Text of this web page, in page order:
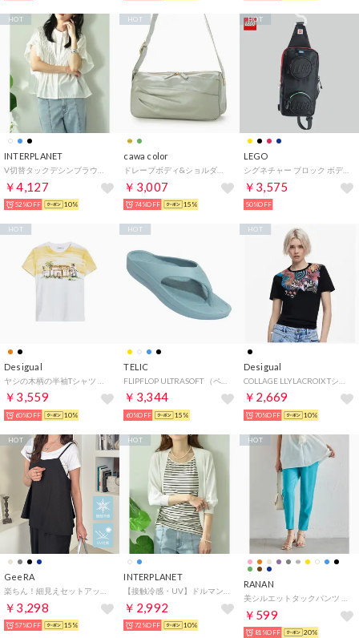
INTERPLANET
￥4,127
HOT
52%OFF 10%
cawa color
￥3,007
HOT
74%OFF 15%
LEGO
シグネチャー ブロック ボディバッグ バックパック SIGNATURE Brick 1x2 Sling Bag 20207-0354 （Black） （ブラック）
￥3,575
HOT
50%OFF
Desigual
￥3,559
HOT
60%OFF 10%
TELIC
￥3,344
HOT
60%OFF 15%
Desigual
￥2,669
HOT
70%OFF 10%
GeeRA
楽ちん！細見えセットアップ風キャミソールサロペット （ブラック）
￥3,298
HOT
57%OFF 15%
INTERPLANET
【接触冷感・UV】ドルマンカーディガン （オフホワイト）
￥2,992
HOT
72%OFF 10%
RANAN
美シルエットタックパンツ （ファニーブルー65）
￥599
HOT
81%OFF 20%